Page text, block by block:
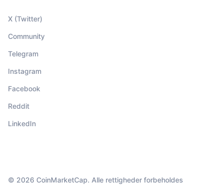
X (Twitter)
Community
Telegram
Instagram
Facebook
Reddit
LinkedIn
© 2026 CoinMarketCap. Alle rettigheder forbeholdes